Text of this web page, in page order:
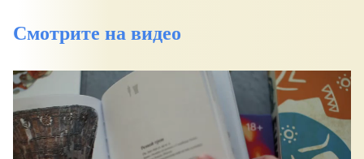
Смотрите на видео